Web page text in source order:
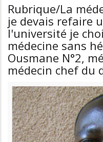
œuvrent dans le
l'éducation, non
aussi au-delà des
Rubrique/La
je devais refaire
l'université je
médecine sans
Ousmane N°2,
médecin chef du